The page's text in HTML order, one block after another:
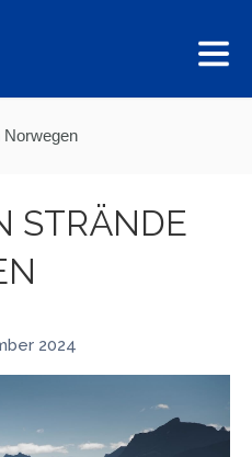
Norwegen
STRÄNDE
2024